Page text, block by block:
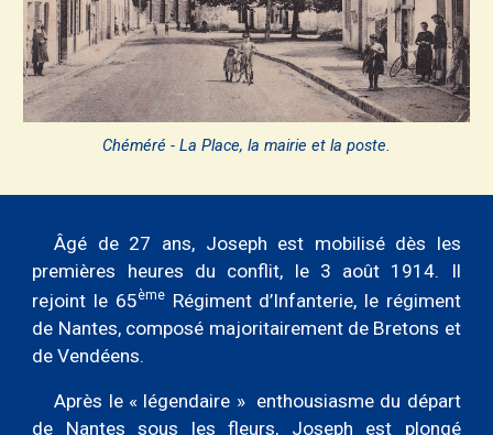
Chéméré - La Place, la mairie et la poste.
Âgé de 27 ans, Joseph est mobilisé dès les
premières heures du conflit, le 3 août 1914. Il
rejoint le 65èmeRégiment d’Infanterie, le régiment
de Nantes, composé majoritairement de Bretons et
de Vendéens.
Après le « légendaire » enthousiasme du départ
de Nantes sous les fleurs, Joseph est plongé